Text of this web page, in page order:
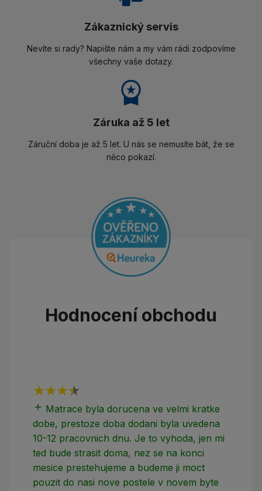
Zákaznický servis
Nevíte si rady? Napište nám a my vám rádi zodpovíme
všechny vaše dotazy.
Záruka až 5 let
Záruční doba je až 5 let. U nás se nemusíte bát, že se
něco pokazí.
Hodnocení obchodu
add Matrace byla dorucena ve velmi kratke
dobe, prestoze doba dodani byla uvedena
10-12 pracovnich dnu. Je to vyhoda, jen mi
ted bude strasit doma, nez se na konci
mesice prestehujeme a budeme ji moct
pouzit do nasi nove postele v novem byte